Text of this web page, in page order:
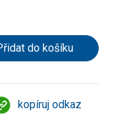
kopíruj odkaz